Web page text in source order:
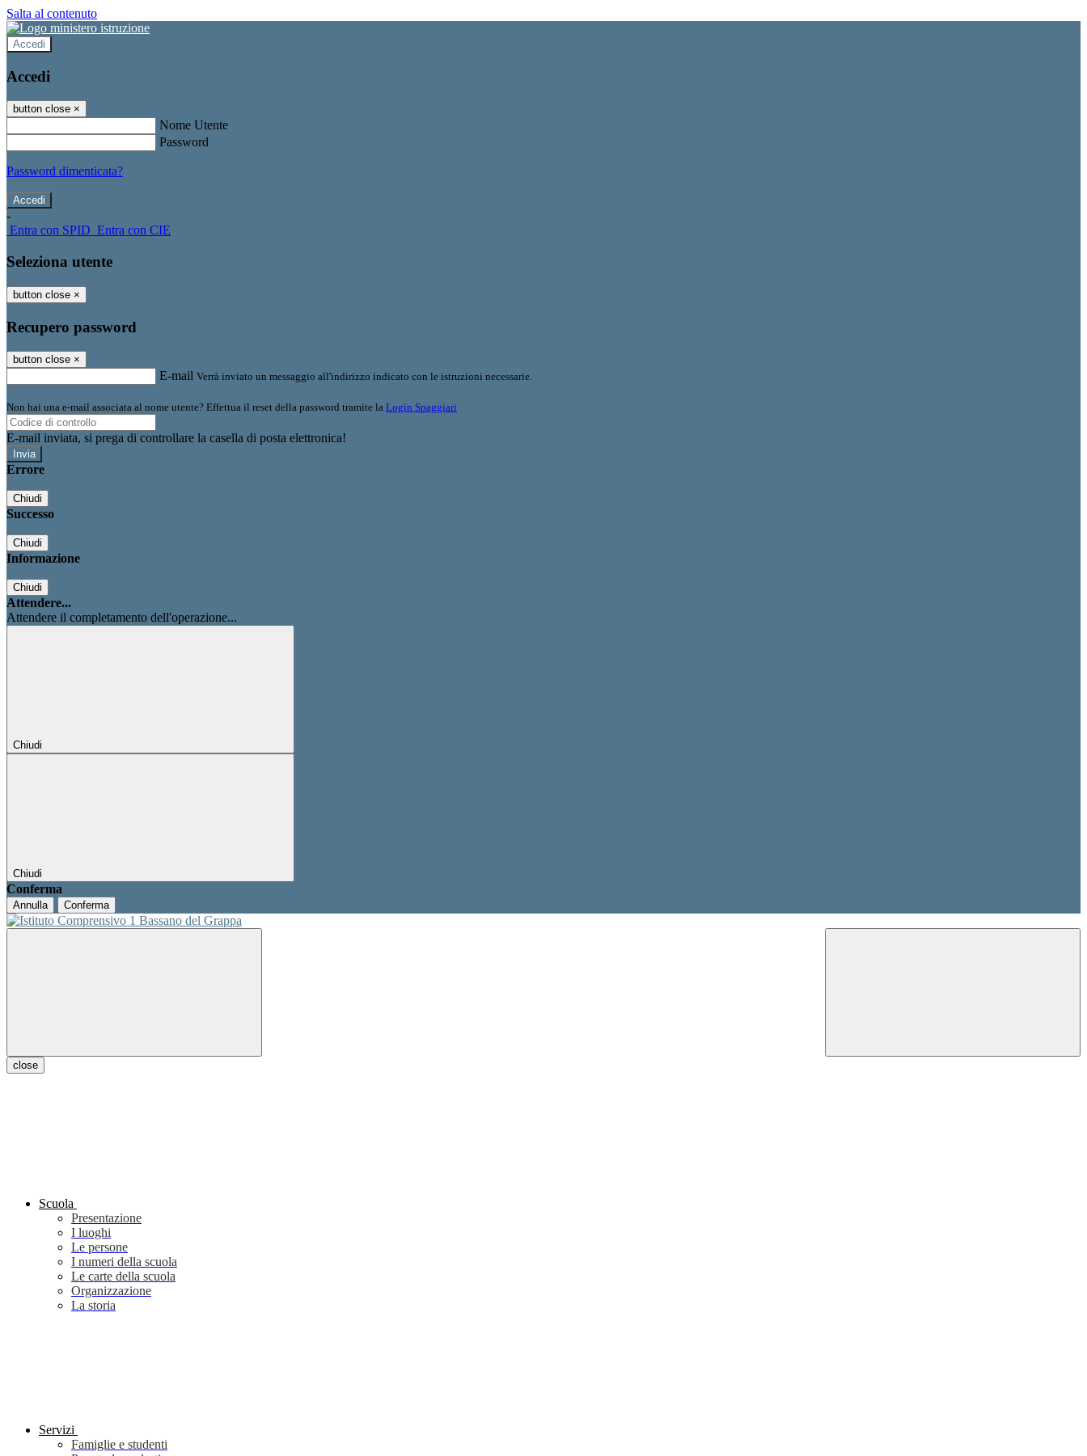
Salta al contenuto
Accedi
Accedi
button close ×
Nome Utente
Password
Password dimenticata?
-
Entra con SPID Entra con CIE
Seleziona utente
button close ×
Recupero password
button close ×
E-mail Verrà inviato un messaggio all'indirizzo indicato con le istruzioni necessarie.
Non hai una e-mail associata al nome utente? Effettua il reset della password tramite la Login Spaggiari
E-mail inviata, si prega di controllare la casella di posta elettronica!
Errore
Chiudi
Successo
Chiudi
Informazione
Chiudi
Attendere...
Attendere il completamento dell'operazione...
Chiudi
Chiudi
Conferma
Annulla Conferma
close
Scuola
Presentazione
I luoghi
Le persone
I numeri della scuola
Le carte della scuola
Organizzazione
La storia
Servizi
Famiglie e studenti